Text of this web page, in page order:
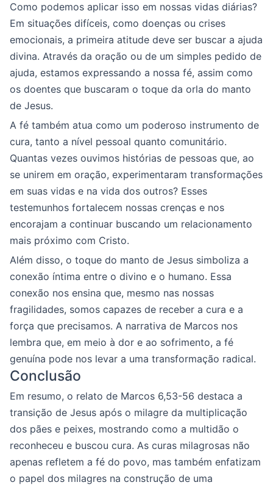
Como podemos aplicar isso em nossas vidas diárias?
Em situações difíceis, como doenças ou crises
emocionais, a primeira atitude deve ser buscar a ajuda
divina. Através da oração ou de um simples pedido de
ajuda, estamos expressando a nossa fé, assim como
os doentes que buscaram o toque da orla do manto
de Jesus.
A fé também atua como um poderoso instrumento de
cura, tanto a nível pessoal quanto comunitário.
Quantas vezes ouvimos histórias de pessoas que, ao
se unirem em oração, experimentaram transformações
em suas vidas e na vida dos outros? Esses
testemunhos fortalecem nossas crenças e nos
encorajam a continuar buscando um relacionamento
mais próximo com Cristo.
Além disso, o toque do manto de Jesus simboliza a
conexão íntima entre o divino e o humano. Essa
conexão nos ensina que, mesmo nas nossas
fragilidades, somos capazes de receber a cura e a
força que precisamos. A narrativa de Marcos nos
lembra que, em meio à dor e ao sofrimento, a fé
genuína pode nos levar a uma transformação radical.
Conclusão
Em resumo, o relato de Marcos 6,53-56 destaca a
transição de Jesus após o milagre da multiplicação
dos pães e peixes, mostrando como a multidão o
reconheceu e buscou cura. As curas milagrosas não
apenas refletem a fé do povo, mas também enfatizam
o papel dos milagres na construção de uma